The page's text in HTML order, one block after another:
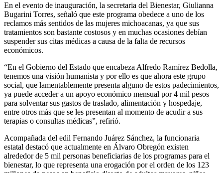
En el evento de inauguración, la secretaria del Bienestar, Giulianna
Bugarini Torres, señaló que este programa obedece a uno de los
reclamos más sentidos de las mujeres michoacanas, ya que sus
tratamientos son bastante costosos y en muchas ocasiones debían
suspender sus citas médicas a causa de la falta de recursos
económicos.
“En el Gobierno del Estado que encabeza Alfredo Ramírez Bedolla,
tenemos una visión humanista y por ello es que ahora este grupo
social, que lamentablemente presenta alguno de estos padecimientos,
ya puede acceder a un apoyo económico mensual por 4 mil pesos
para solventar sus gastos de traslado, alimentación y hospedaje,
entre otros más que se les presentan al momento de acudir a sus
terapias o consultas médicas”, refirió.
Acompañada del edil Fernando Juárez Sánchez, la funcionaria
estatal destacó que actualmente en Álvaro Obregón existen
alrededor de 5 mil personas beneficiarias de los programas para el
bienestar, lo que representa una erogación por el orden de los 123